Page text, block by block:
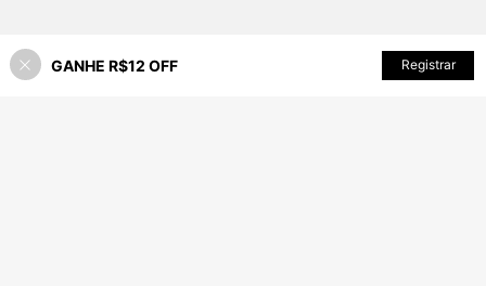
50% OFF! ADICIONAR AO CARRINHO
GANHE R$12 OFF Registrar